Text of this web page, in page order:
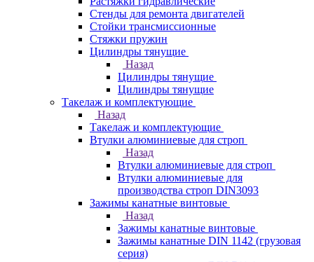
Стенды для ремонта двигателей
Стойки трансмиссионные
Стяжки пружин
Цилиндры тянущие
Назад
Цилиндры тянущие
Цилиндры тянущие
Такелаж и комплектующие
Назад
Такелаж и комплектующие
Втулки алюминиевые для строп
Назад
Втулки алюминиевые для строп
Втулки алюминиевые для
производства строп DIN3093
Зажимы канатные винтовые
Назад
Зажимы канатные винтовые
Зажимы канатные DIN 1142 (грузовая
серия)